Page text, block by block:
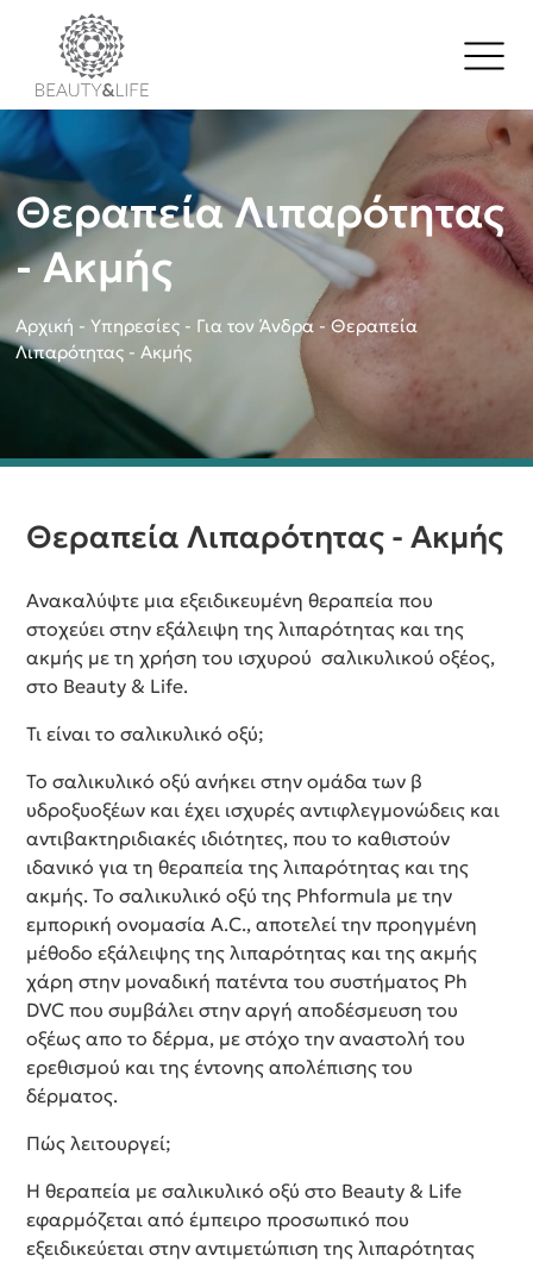
Θεραπεία Λιπαρότητας
- Ακμής
Αρχική -Υπηρεσίες - Για τον Άνδρα -Θεραπεία
Λιπαρότητας - Ακμής
Θεραπεία Λιπαρότητας - Ακμής
Ανακαλύψτε μια εξειδικευμένη θεραπεία που
στοχεύει στην εξάλειψη της λιπαρότητας και της
ακμής με τη χρήση του ισχυρού σαλικυλικού οξέος,
στο Beauty & Life.
Τι είναι το σαλικυλικό οξύ;
Το σαλικυλικό οξύ ανήκει στην ομάδα των β
υδροξυοξέων και έχει ισχυρές αντιφλεγμονώδεις και
αντιβακτηριδιακές ιδιότητες, που το καθιστούν
ιδανικό για τη θεραπεία της λιπαρότητας και της
ακμής. Το σαλικυλικό οξύ της Phformula με την
εμπορική ονομασία A.C., αποτελεί την προηγμένη
μέθοδο εξάλειψης της λιπαρότητας και της ακμής
χάρη στην μοναδική πατέντα του συστήματος Ph
DVC που συμβάλει στην αργή αποδέσμευση του
οξέως απο το δέρμα, με στόχο την αναστολή του
ερεθισμού και της έντονης απολέπισης του
δέρματος.
Πώς λειτουργεί;
Η θεραπεία με σαλικυλικό οξύ στο Beauty & Life
εφαρμόζεται από έμπειρο προσωπικό που
εξειδικεύεται στην αντιμετώπιση της λιπαρότητας